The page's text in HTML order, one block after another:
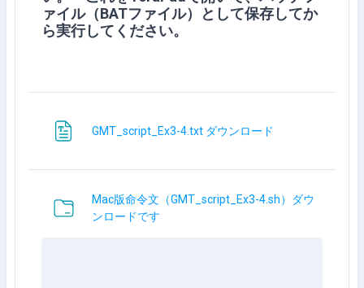
ァイル（BATファイル）として保存してか
ら実行してください。
GMT_script_Ex3-4.txt ダウンロード
Mac版命令文（GMT_script_Ex3-4.sh）ダウ
ンロードです